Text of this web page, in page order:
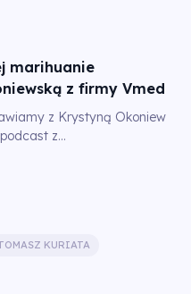
marihuanie
z firmy Vmed
z Krystyną Okoniew
z...
KURIATA